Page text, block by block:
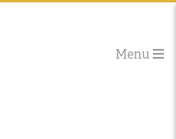
Menu